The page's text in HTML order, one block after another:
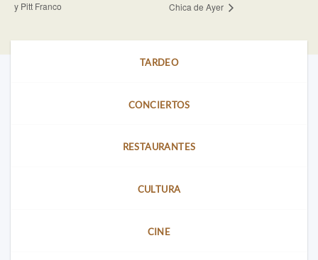
y Pitt Franco
Chica de Ayer
TARDEO
CONCIERTOS
RESTAURANTES
CULTURA
CINE